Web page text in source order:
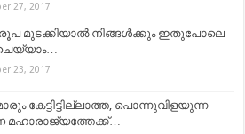
27, 2017
രൂപ മുടക്കിയാൽ നിങ്ങൾക്കും ഇതുപോലെ
23, 2017
കേട്ടിട്ടില്ലാത്ത, പൊന്നുവിളയുന്ന